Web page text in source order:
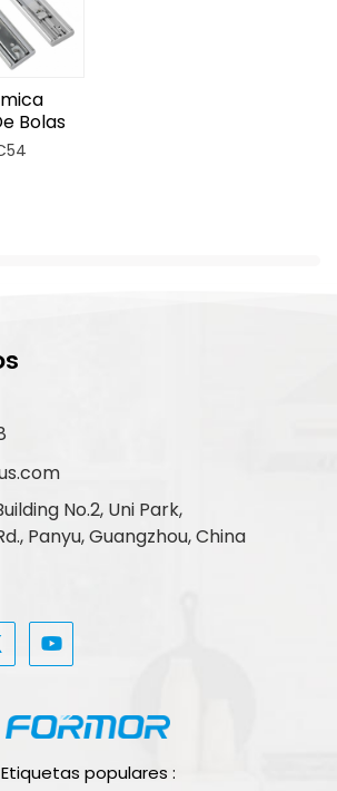
Bolas
3
No.2, Uni Park,
Panyu, Guangzhou, China
Etiquetas populares :